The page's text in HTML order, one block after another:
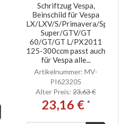
Schriftzug Vespa,
Beinschild für Vespa
LX/LXV/S/Primavera/Sprint/
Super/GTV/GT
60/GT/GT L/PX2011
125-300ccm passt auch
für Vespa alle...
Artikelnummer: MV-
PI623205
Alter Preis: 23,63 €
23,16 € *